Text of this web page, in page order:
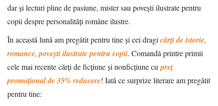
dar și lecturi pline de pasiune, mister sau povești ilustrate pentru
copii despre personalități române ilustre.
În această lună am pregătit pentru tine și cei dragicărți de istorie,
romance, povești ilustrate pentru copii. Comandă printre primii
cele mai recente cărți de ficțiune și nonficțiune cupreț
promoțional de 35% reducere! Iată ce surprize literare am pregătit
pentru tine: